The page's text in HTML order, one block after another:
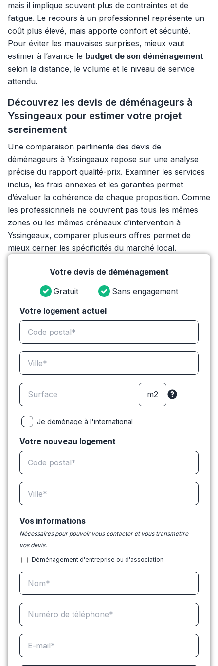
mais il implique souvent plus de contraintes et de
fatigue. Le recours à un professionnel représente un
coût plus élevé, mais apporte confort et sécurité.
Pour éviter les mauvaises surprises, mieux vaut
estimer à l’avance le budget de son déménagement
selon la distance, le volume et le niveau de service
attendu.
Découvrez les devis de déménageurs à
Yssingeaux pour estimer votre projet
sereinement
Une comparaison pertinente des devis de
déménageurs à Yssingeaux repose sur une analyse
précise du rapport qualité-prix. Examiner les services
inclus, les frais annexes et les garanties permet
d’évaluer la cohérence de chaque proposition. Comme
les professionnels ne couvrent pas tous les mêmes
zones ou les mêmes créneaux d’intervention à
Yssingeaux, comparer plusieurs offres permet de
mieux cerner les spécificités du marché local.
Votre devis de déménagement
Gratuit
Sans engagement
Votre logement actuel
Je déménage à l'international
Votre nouveau logement
Vos informations
Nécessaires pour pouvoir vous contacter et vous transmettre
vos devis.
Déménagement d'entreprise ou d'association